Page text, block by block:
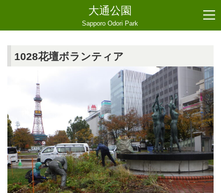
大通公園
Sapporo Odori Park
1028花壇ボランティア